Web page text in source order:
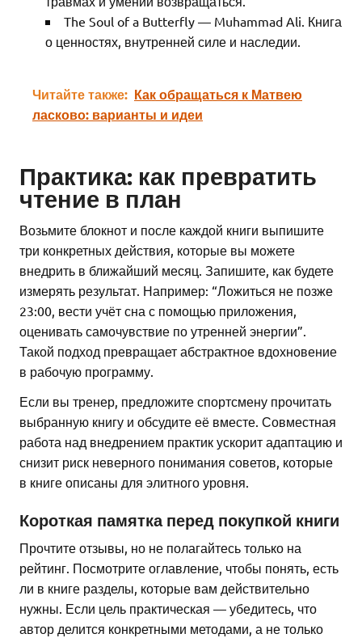
The Soul of a Butterfly — Muhammad Ali. Книга
о ценностях, внутренней силе и наследии.
Читайте также: Как обращаться к Матвею
ласково: варианты и идеи
Практика: как превратить
чтение в план
Возьмите блокнот и после каждой книги выпишите
три конкретных действия, которые вы можете
внедрить в ближайший месяц. Запишите, как будете
измерять результат. Например: “Ложиться не позже
23:00, вести учёт сна с помощью приложения,
оценивать самочувствие по утренней энергии”.
Такой подход превращает абстрактное вдохновение
в рабочую программу.
Если вы тренер, предложите спортсмену прочитать
выбранную книгу и обсудите её вместе. Совместная
работа над внедрением практик ускорит адаптацию и
снизит риск неверного понимания советов, которые
в книге описаны для элитного уровня.
Короткая памятка перед покупкой книги
Прочтите отзывы, но не полагайтесь только на
рейтинг. Посмотрите оглавление, чтобы понять, есть
ли в книге разделы, которые вам действительно
нужны. Если цель практическая — убедитесь, что
автор делится конкретными методами, а не только